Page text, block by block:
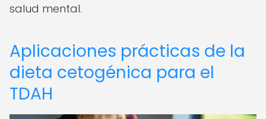
salud mental.
Aplicaciones prácticas de la
dieta cetogénica para el
TDAH